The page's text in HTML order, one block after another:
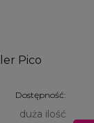
Pico
Dostępność:
duża ilość